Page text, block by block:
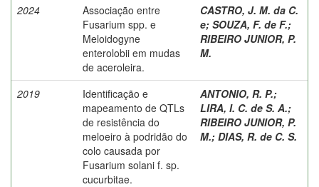
2024
Associação entre
Fusarium spp. e
Meloidogyne
enterolobii em mudas
de aceroleira.
CASTRO, J. M. da C.
e; SOUZA, F. de F.;
RIBEIRO JUNIOR, P.
M.
2019
Identificação e
mapeamento de QTLs
de resistência do
meloeiro à podridão do
colo causada por
Fusarium solani f. sp.
cucurbitae.
ANTONIO, R. P.;
LIRA, I. C. de S. A.;
RIBEIRO JUNIOR, P.
M.; DIAS, R. de C. S.